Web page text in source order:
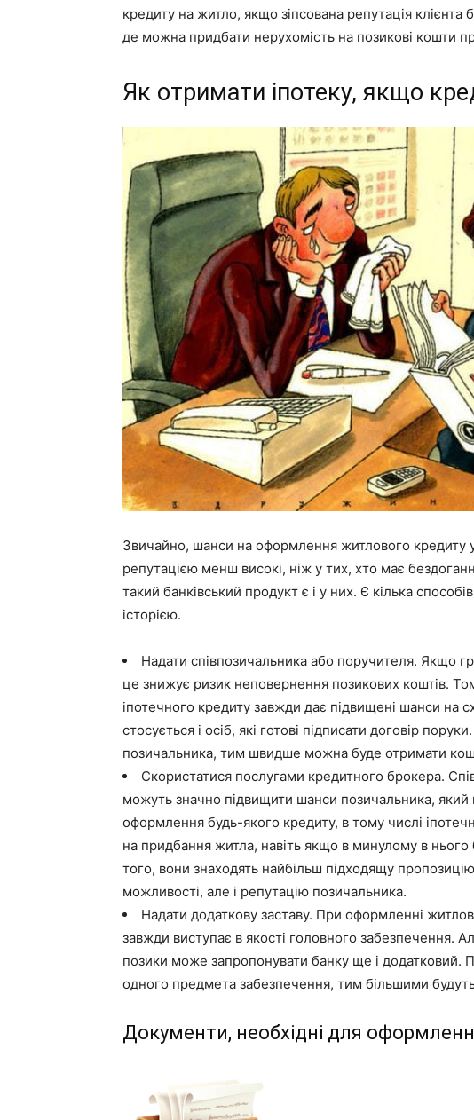
кредиту на житло, якщо зіпсована репутація клієнта
де можна придбати нерухомість на позикові кошти
Як отримати іпотеку, якщо
Звичайно, шанси на оформлення житлового кредиту у
репутацією менш високі, ніж у тих, хто має
такий банківський продукт є і у них. Є кілька
історією.
Надати співпозичальника або поручителя. Якщо
це знижує ризик неповернення позикових коштів.
іпотечного кредиту завжди дає підвищені шанси на
стосується і осіб, які готові підписати договір
позичальника, тим швидше можна буде отримати
Скористатися послугами кредитного брокера.
можуть значно підвищити шанси позичальника, який
оформлення будь-якого кредиту, в тому числі
на придбання житла, навіть якщо в минулому в
того, вони знаходять найбільш підходящу
можливості, але і репутацію позичальника.
Надати додаткову заставу. При оформленні
завжди виступає в якості головного забезпечення.
позики може запропонувати банку ще і додатковий.
одного предмета забезпечення, тим більшими
Документи, необхідні для